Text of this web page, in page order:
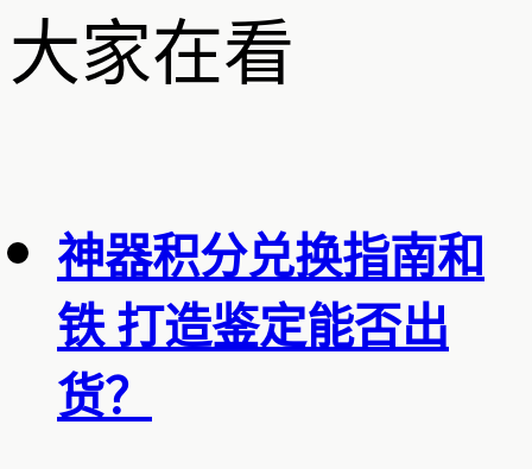
大家在看
神器积分兑换指南和
铁 打造鉴定能否出
货？